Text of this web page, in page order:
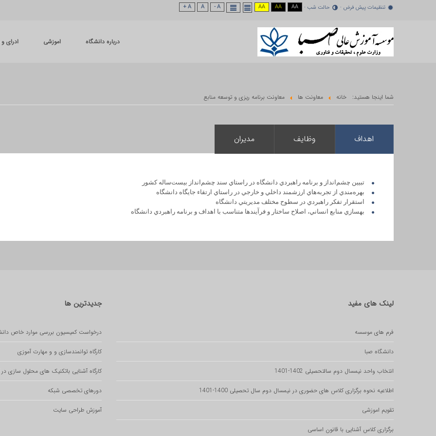
تنظیمات پیش فرض حالت شب AA
AA
AA
A -
A
A +
درباره دانشگاه اموزشی ادرای
شما اینجا هستید: خانه معاونت ها معاونت برنامه ریزی و توسعه منابع
اهداف وظايف مدیران
تبيين چشم‌انداز و برنامه راهبردي دانشگاه در راستاي سند چشم‌انداز بيست‌ساله كشور
بهره‌مندي از تجربه‌هاي ارزشمند داخلي و خارجي در راستاي ارتقاء جايگاه دانشگاه
استقرار تفكر راهبردي در سطوح مختلف مديريتي دانشگاه
بهسازي منابع انساني، اصلاح ساختار و فرآيندها متناسب با اهداف و برنامه راهبردي دانشگاه
لینک های مفید
فرم های موسسه
دانشگاه صبا
انتخاب واحد نیمسال دوم سالتحصیلی 1402-1401
اطلاعیه نحوه برگزاری کلاس های حضوری در نیمسال دوم سال تحصیلی 1400-1401
تقویم اموزشی
برگزاری کلاس آشنایی با قانون اساسی
جدیدترین ها
درخواست کمیسیون بررسی موارد خاص
کارگاه توانمندسازی و و مهارت آموزی
کارگاه آشنایی باتکنیک های محلول سازی در
دورهای تخصصی شبکه
آموزش طراحی سایت